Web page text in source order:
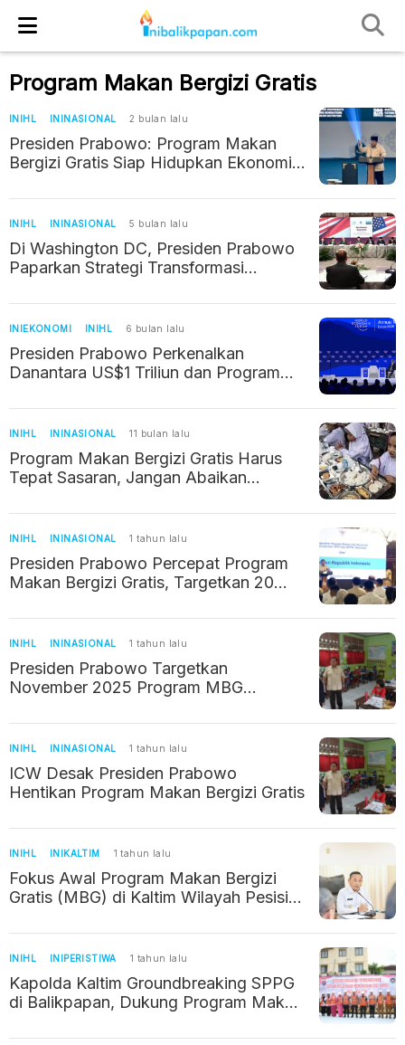
Program Makan Bergizi Gratis
INIHL ININASIONAL 2 bulan lalu
Presiden Prabowo: Program Makan
Bergizi Gratis Siap Hidupkan Ekonomi
INIHL ININASIONAL 5 bulan lalu
Di Washington DC, Presiden Prabowo
Paparkan Strategi Transformasi
Digitalisasi Pendidikan
INIEKONOMI INIHL 6 bulan lalu
Presiden Prabowo Perkenalkan
Danantara US$1 Triliun dan Program
INIHL ININASIONAL 11 bulan lalu
Program Makan Bergizi Gratis Harus
Tepat Sasaran, Jangan Abaikan
INIHL ININASIONAL 1 tahun lalu
Presiden Prabowo Percepat Program
Makan Bergizi Gratis, Targetkan 20
INIHL ININASIONAL 1 tahun lalu
Presiden Prabowo Targetkan
November 2025 Program MBG
Ibu Hamil
INIHL ININASIONAL 1 tahun lalu
ICW Desak Presiden Prabowo
Hentikan Program Makan Bergizi Gratis
INIHL INIKALTIM 1 tahun lalu
Fokus Awal Program Makan Bergizi
Gratis (MBG) di Kaltim Wilayah Pesisir
INIHL INIPERISTIWA 1 tahun lalu
Kapolda Kaltim Groundbreaking SPPG
di Balikpapan, Dukung Program Makan